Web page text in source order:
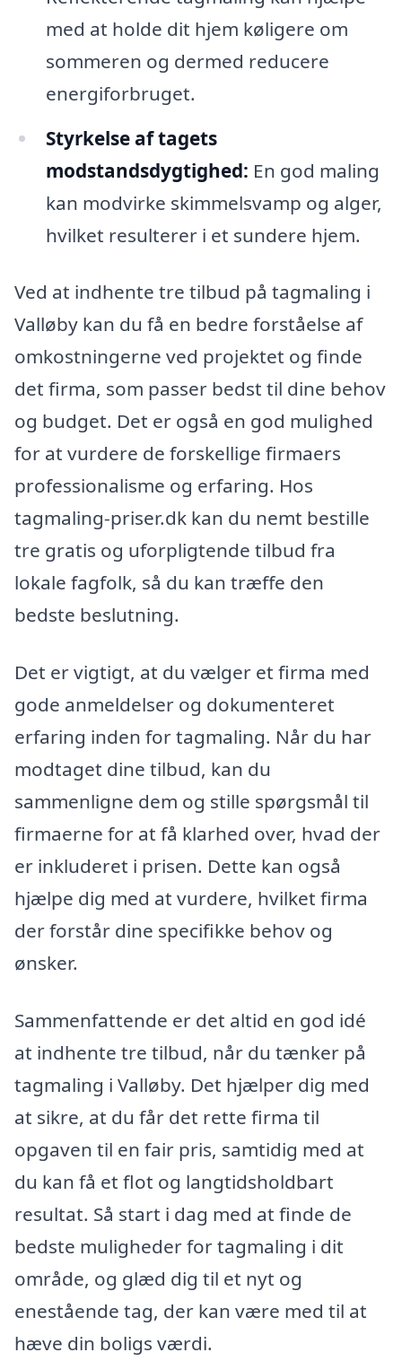
med at holde dit hjem køligere om
sommeren og dermed reducere
energiforbruget.
Styrkelse af tagets
modstandsdygtighed: En god maling
kan modvirke skimmelsvamp og alger,
hvilket resulterer i et sundere hjem.
Ved at indhente tre tilbud på tagmaling i
Valløby kan du få en bedre forståelse af
omkostningerne ved projektet og finde
det firma, som passer bedst til dine behov
og budget. Det er også en god mulighed
for at vurdere de forskellige firmaers
professionalisme og erfaring. Hos
tagmaling-priser.dk kan du nemt bestille
tre gratis og uforpligtende tilbud fra
lokale fagfolk, så du kan træffe den
bedste beslutning.
Det er vigtigt, at du vælger et firma med
gode anmeldelser og dokumenteret
erfaring inden for tagmaling. Når du har
modtaget dine tilbud, kan du
sammenligne dem og stille spørgsmål til
firmaerne for at få klarhed over, hvad der
er inkluderet i prisen. Dette kan også
hjælpe dig med at vurdere, hvilket firma
der forstår dine specifikke behov og
ønsker.
Sammenfattende er det altid en god idé
at indhente tre tilbud, når du tænker på
tagmaling i Valløby. Det hjælper dig med
at sikre, at du får det rette firma til
opgaven til en fair pris, samtidig med at
du kan få et flot og langtidsholdbart
resultat. Så start i dag med at finde de
bedste muligheder for tagmaling i dit
område, og glæd dig til et nyt og
enestående tag, der kan være med til at
hæve din boligs værdi.